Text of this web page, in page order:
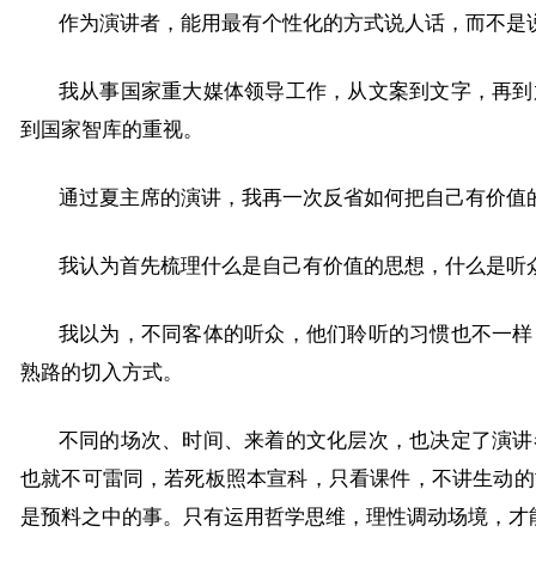
作为演讲者，能用最有个性化的方式说人话，而不
我从事国家重大媒体领导工作，从文案到文字，再
到国家智库的重视。
通过夏主席的演讲，我再一次反省如何把自己有价
我认为首先梳理什么是自己有价值的思想，什么是
我以为，不同客体的听众，他们聆听的习惯也不一
熟路的切入方式。
不同的场次、时间、来着的文化层次，也决定了演
也就不可雷同，若死板照本宣科，只看课件，不讲生动
是预料之中的事。只有运用哲学思维，理性调动场境，